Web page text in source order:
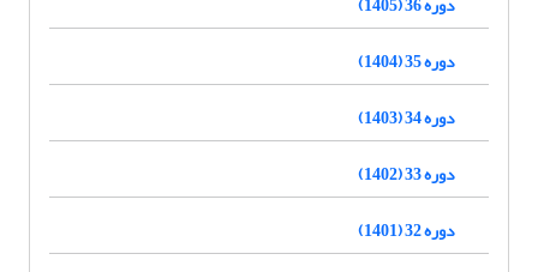
دوره 35 (1404)
دوره 34 (1403)
دوره 33 (1402)
دوره 32 (1401)